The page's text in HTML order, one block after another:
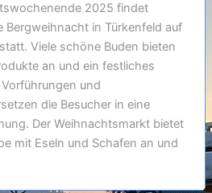
2025 findet
Bergweihnacht in Türkenfeld auf
Viele schöne Buden bieten
an und ein festliches
und
die Besucher in eine
Der Weihnachtsmarkt bietet
mit Eseln und Schafen an und